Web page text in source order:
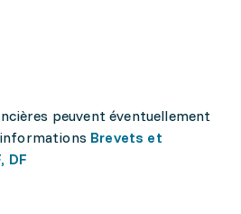
peuvent éventuellement
Brevets et
DF